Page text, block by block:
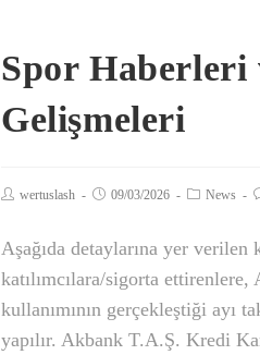
Spor Haberleri
Gelişmeleri
Postwertuslash
Post09/03/2026
PostNews
Aşağıda detaylarına yer
katılımcılara/sigorta
kullanımının gerçekleştiği ayı
yapılır. Akbank T.A.Ş. Kredi